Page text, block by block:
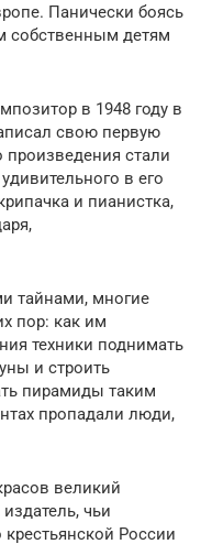
Панически боясь
собственным детям
в 1948 году в
свою первую
произведения стали
в его
и пианистка,
тайнами, многие
пор: как им
техники поднимать
и строить
пирамиды таким
пропадали люди,
великий
чьи
России